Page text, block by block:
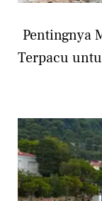
Pentingnya
Terpacu